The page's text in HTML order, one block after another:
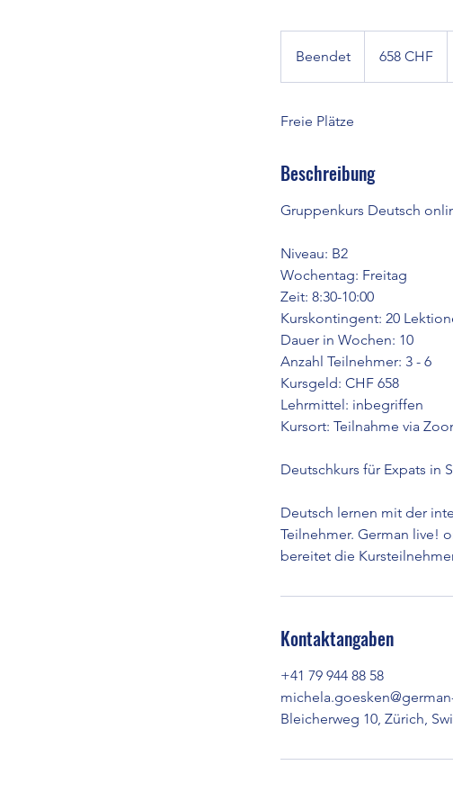
Beendet
e
n
t
Franken
658 CHF
Freie Plätze
Beschreibung
Gruppenkurs Deutsch
Niveau: B2
Wochentag: Freitag
Zeit: 8:30-10:00
Kurskontingent: 20
Dauer in Wochen: 10
Anzahl Teilnehmer: 3 - 6
Kursgeld: CHF 658
Lehrmittel: inbegriffen
Kursort: Teilnahme via
Deutschkurs für Expats in
Deutsch lernen mit der
Teilnehmer. German live!
bereitet die
Kontaktangaben
+41 79 944 88 58
Bleicherweg 10, Zürich,